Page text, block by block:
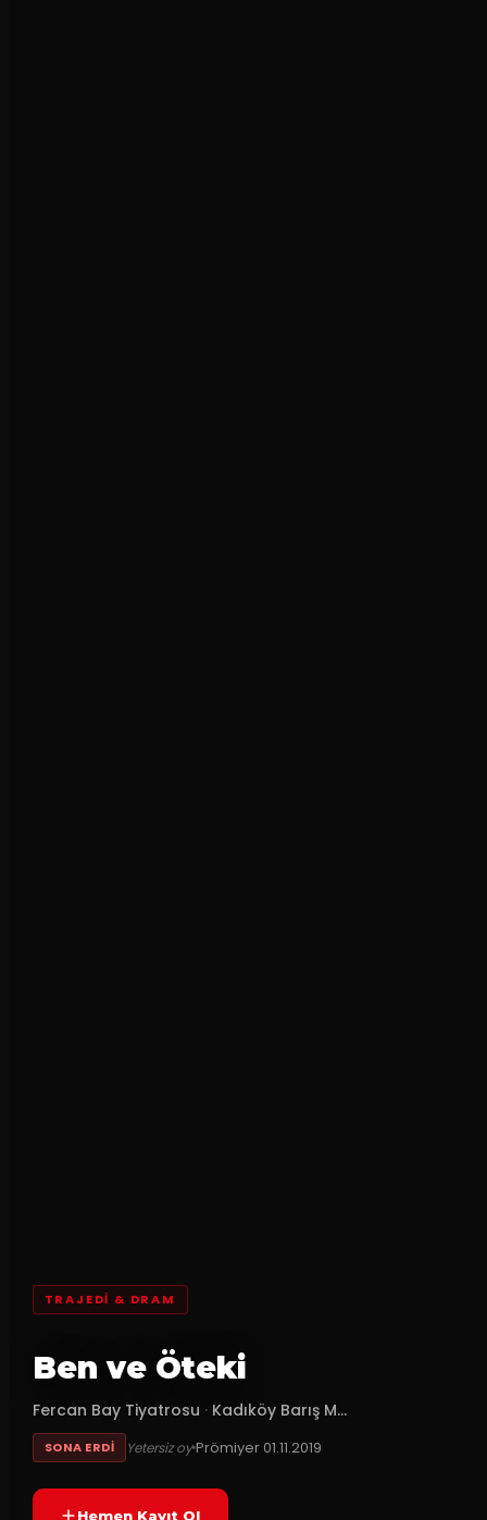
TRAJEDI & DRAM
Ben ve Öteki
Fercan Bay Tiyatrosu · Kadıköy Barış M...
SONA ERDI Yetersiz oyPrömiyer 01.11.2019
Hemen Kayıt Ol